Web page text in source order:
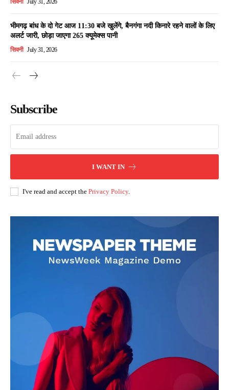
सिवनी July 31, 2026
भीमगढ़ बांध के दो गेट आज 11:30 बजे खुलेंगे, बैनगंगा नदी किनारे रहने वालों के लिए
अलर्ट जारी, छोड़ा जाएगा 265 क्यूमेक्स पानी
सिवनी July 31, 2026
Subscribe
I WANT IN
I've read and accept the Privacy Policy.